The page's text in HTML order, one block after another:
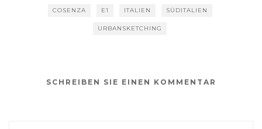
COSENZA E1 ITALIEN SÜDITALIEN
URBANSKETCHING
SCHREIBEN SIE EINEN KOMMENTAR